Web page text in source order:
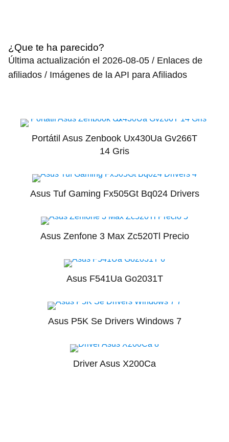
¿Que te ha parecido?
Última actualización el 2026-08-05 / Enlaces de
afiliados / Imágenes de la API para Afiliados
Portátil Asus Zenbook Ux430Ua Gv266T
14 Gris
Asus Tuf Gaming Fx505Gt Bq024 Drivers
Asus Zenfone 3 Max Zc520Tl Precio
Asus F541Ua Go2031T
Asus P5K Se Drivers Windows 7
Driver Asus X200Ca